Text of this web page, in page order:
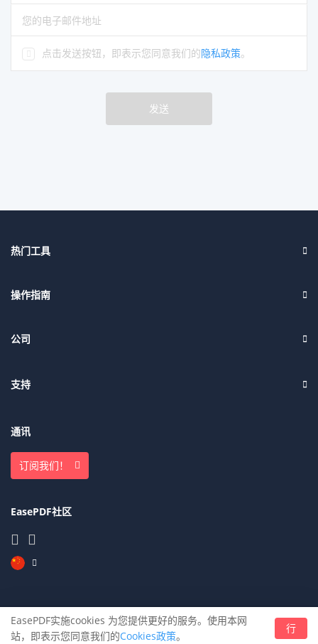
请输入你的名字
请输入正确的电子邮件地址
点击发送按钮，即表示您同意我们的隐私政策。
发送
热门工具
操作指南
公司
支持
通讯
订阅我们！
EasePDF社区
© EasePDF 2021 - 免费且无限制的 PDF 解决方案
EasePDF实施cookies 为您提供更好的服务。使用本网
站，即表示您同意我们的Cookies政策。
行